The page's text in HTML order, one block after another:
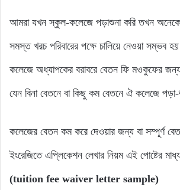
আমরা যখন স্কুল-কলেজে পড়াশুনা করি তখন
সমস্ত খরচ পরিবারের পক্ষে চালিয়ে নেওয়া সম্ভব
কলেজে অধ্যাপকের বরাবরে বেতন ফি মওকুফের
যেন বিনা বেতনে বা কিছু কম বেতনে ঐ কলেজে পড়া-
কলেজের বেতন কম করে দেওয়ার জন্য বা সম্পূর্ণ
ইংরেজিতে এপ্লিকেশন লেখার নিয়ম এই পোষ্টের
(tuition fee waiver letter sample)